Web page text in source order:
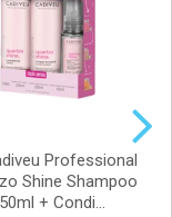
Professional
Shine Shampoo
+ Condi...